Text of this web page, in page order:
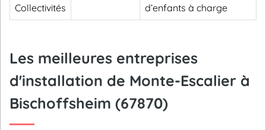
Collectivités
d’enfants à charge
Les meilleures entreprises
d'installation de Monte-Escalier à
Bischoffsheim (67870)